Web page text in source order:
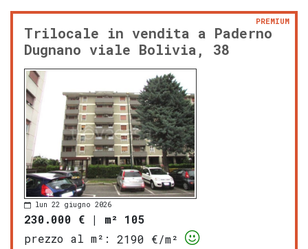
Trilocale in vendita a Paderno
Dugnano viale Bolivia, 38
PREMIUM
lun 22 giugno 2026
230.000 € | m² 105
prezzo al m²:
2190 €/m²